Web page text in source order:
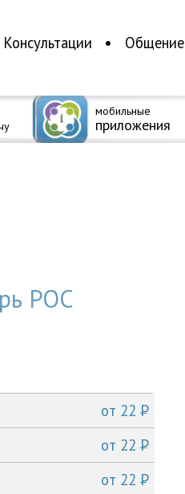
Консультации Общение
мобильные
приложения
РОС
от 22P
от 22P
от 22P